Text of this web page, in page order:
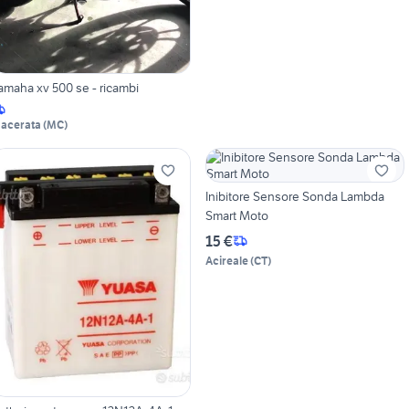
xv 500 se - ricambi
(MC)
Inibitore Sensore Sonda Lambda
Smart Moto
15 €
Acireale(CT)